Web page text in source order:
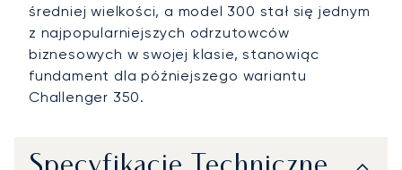
średniej wielkości, a model 300 stał się jednym
z najpopularniejszych odrzutowców
biznesowych w swojej klasie, stanowiąc
fundament dla późniejszego wariantu
Challenger 350.